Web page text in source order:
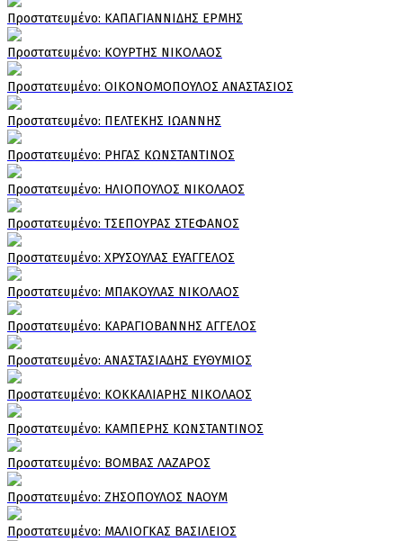
Πρoστατευμένο: ΚΑΠΑΓΙΑΝΝΙΔΗΣ ΕΡΜΗΣ
Πρoστατευμένο: ΚΟΥΡΤΗΣ ΝΙΚΟΛΑΟΣ
Πρoστατευμένο: ΟΙΚΟΝΟΜΟΠΟΥΛΟΣ ΑΝΑΣΤΑΣΙΟΣ
Πρoστατευμένο: ΠΕΛΤΕΚΗΣ ΙΩΑΝΝΗΣ
Πρoστατευμένο: ΡΗΓΑΣ ΚΩΝΣΤΑΝΤΙΝΟΣ
Πρoστατευμένο: ΗΛΙΟΠΟΥΛΟΣ ΝΙΚΟΛΑΟΣ
Πρoστατευμένο: ΤΣΕΠΟΥΡΑΣ ΣΤΕΦΑΝΟΣ
Πρoστατευμένο: ΧΡΥΣΟΥΛΑΣ ΕΥΑΓΓΕΛΟΣ
Πρoστατευμένο: ΜΠΑΚΟΥΛΑΣ ΝΙΚΟΛΑΟΣ
Πρoστατευμένο: ΚΑΡΑΓΙΟΒΑΝΝΗΣ ΑΓΓΕΛΟΣ
Πρoστατευμένο: ΑΝΑΣΤΑΣΙΑΔΗΣ ΕΥΘΥΜΙΟΣ
Πρoστατευμένο: ΚΟΚΚΑΛΙΑΡΗΣ ΝΙΚΟΛΑΟΣ
Πρoστατευμένο: ΚΑΜΠΕΡΗΣ ΚΩΝΣΤΑΝΤΙΝΟΣ
Πρoστατευμένο: ΒΟΜΒΑΣ ΛΑΖΑΡΟΣ
Πρoστατευμένο: ΖΗΣΟΠΟΥΛΟΣ ΝΑΟΥΜ
Πρoστατευμένο: ΜΑΛΙΟΓΚΑΣ ΒΑΣΙΛΕΙΟΣ